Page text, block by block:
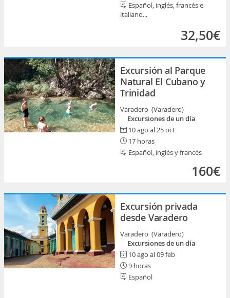
Español, inglés, francés e
italiano...
32,50€
Excursión al Parque
Natural El Cubano y
Trinidad
Varadero (Varadero)
Excursiones de un día
10 ago al 25 oct
17 horas
Español, inglés y francés
160€
Excursión privada
desde Varadero
Varadero (Varadero)
Excursiones de un día
10 ago al 09 feb
9 horas
Español